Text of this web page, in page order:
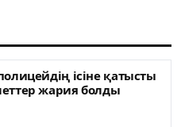
ісіне қатысты
жария болды